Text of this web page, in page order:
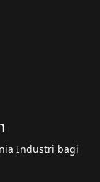
Industri bagi